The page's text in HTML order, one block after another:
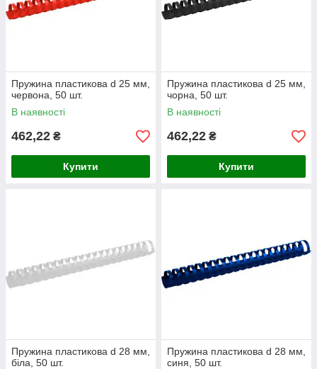
Пружина пластикова d 25 мм,
червона, 50 шт.
В наявності
462,22 ₴
Купити
Пружина пластикова d 25 мм,
чорна, 50 шт.
В наявності
462,22 ₴
Купити
Пружина пластикова d 28 мм,
біла, 50 шт.
Пружина пластикова d 28 мм,
синя, 50 шт.